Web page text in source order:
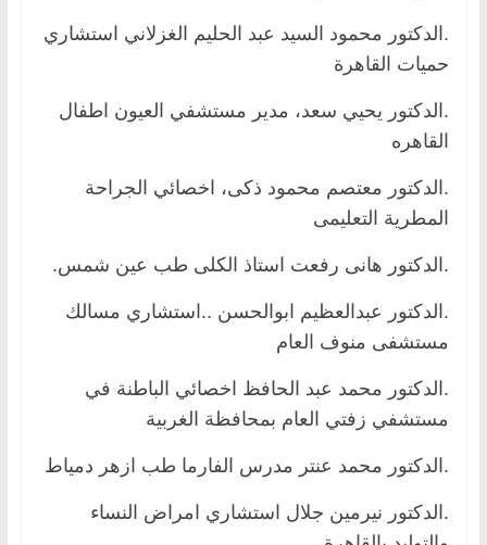
.الدكتور محمود السيد عبد الحليم الغزلاني استشاري
حميات القاهرة
.الدكتور يحيي سعد، مدير مستشفي العيون اطفال
القاهره
.الدكتور معتصم محمود ذكى، اخصائي الجراحة
المطرية التعليمى
.الدكتور هانى رفعت استاذ الكلى طب عين شمس.
.الدكتور عبدالعظيم ابوالحسن ..استشاري مسالك
مستشفى منوف العام
.الدكتور محمد عبد الحافظ اخصائي الباطنة في
مستشفي زفتي العام بمحافظة الغربية
.الدكتور محمد عنتر مدرس الفارما طب ازهر دمياط
.الدكتور نيرمين جلال استشاري امراض النساء